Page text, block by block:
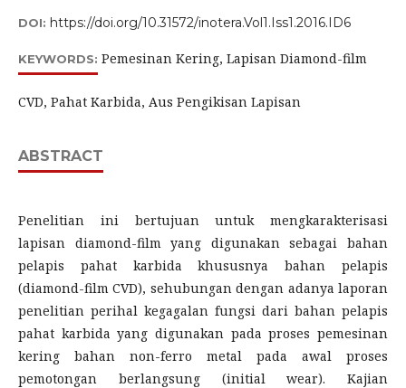
DOI: https://doi.org/10.31572/inotera.Vol1.Iss1.2016.ID6
KEYWORDS: Pemesinan Kering, Lapisan Diamond-film
CVD, Pahat Karbida, Aus Pengikisan Lapisan
ABSTRACT
Penelitian ini bertujuan untuk mengkarakterisasi
lapisan diamond-film yang digunakan sebagai bahan
pelapis pahat karbida khususnya bahan pelapis
(diamond-film CVD), sehubungan dengan adanya laporan
penelitian perihal kegagalan fungsi dari bahan pelapis
pahat karbida yang digunakan pada proses pemesinan
kering bahan non-ferro metal pada awal proses
pemotongan berlangsung (initial wear). Kajian